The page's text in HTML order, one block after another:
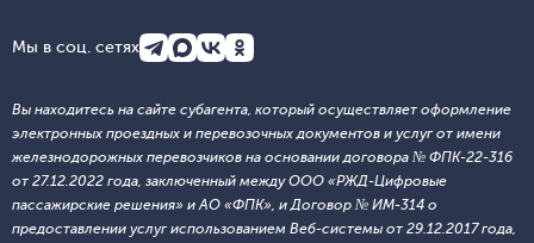
Мы в соц. сетях
Вы находитесь на сайте субагента, который осуществляет оформление
электронных проездных и перевозочных документов и услуг от имени
железнодорожных перевозчиков на основании договора № ФПК-22-316
от 27.12.2022 года, заключенный между ООО «РЖД-Цифровые
пассажирские решения» и АО «ФПК», и Договор № ИМ-314 о
предоставлении услуг использованием Веб-системы от 29.12.2017 года,